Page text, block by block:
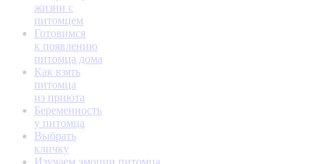
жизни с
питомцем
Готовимся
к появлению
питомца дома
Как взять
питомца
из приюта
Беременность
у питомца
Выбрать
кличку
Изучаем эмоции питомца